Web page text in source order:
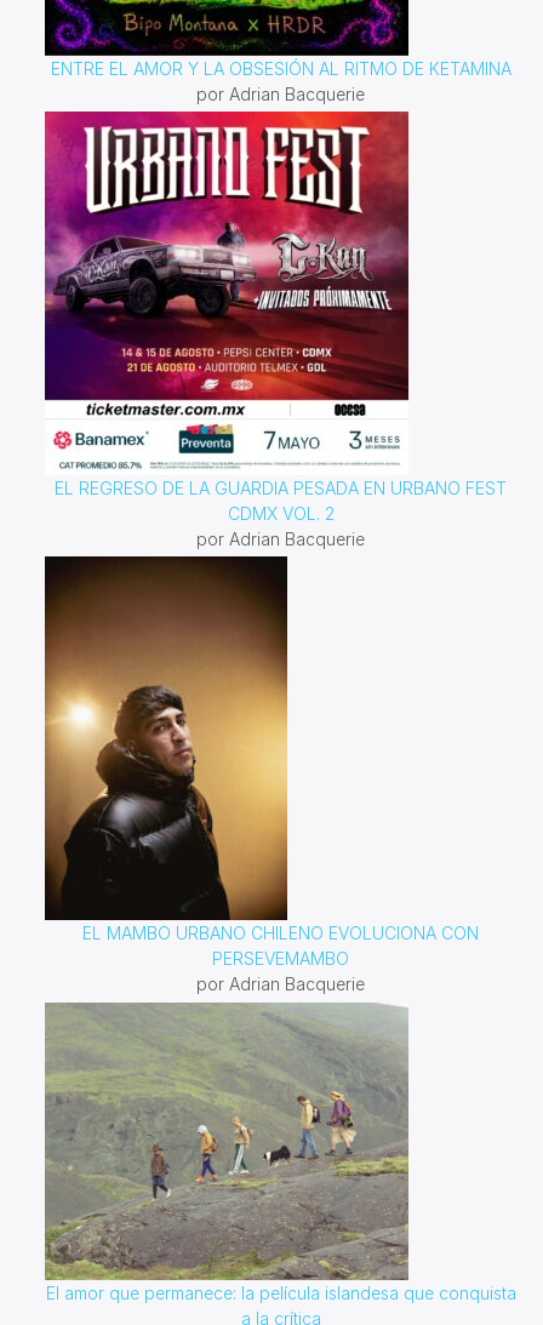
ENTRE EL AMOR Y LA OBSESIÓN AL RITMO DE KETAMINA
por Adrian Bacquerie
EL REGRESO DE LA GUARDIA PESADA EN URBANO FEST
CDMX VOL. 2
por Adrian Bacquerie
EL MAMBO URBANO CHILENO EVOLUCIONA CON
PERSEVEMAMBO
por Adrian Bacquerie
El amor que permanece: la película islandesa que conquista
a la crítica